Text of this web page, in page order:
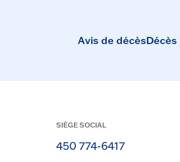
Avis de décès
SIÈGE SOCIAL
450 774-6417